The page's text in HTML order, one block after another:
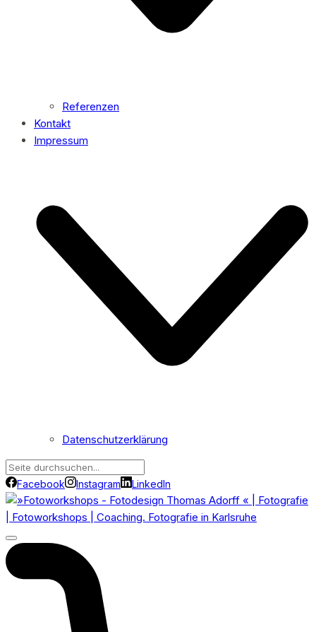
Referenzen
Kontakt
Impressum
Datenschutzerklärung
Facebook Instagram LinkedIn